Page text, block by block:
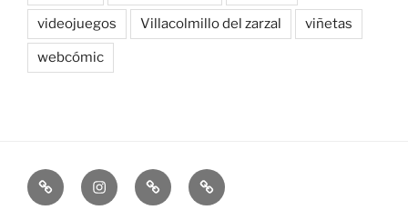
videojuegos Villacolmillo del zarzal viñetas
webcómic
NewsletterInstagramBluesky Patreon